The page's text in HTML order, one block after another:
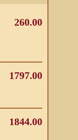
260.00
1797.00
1844.00